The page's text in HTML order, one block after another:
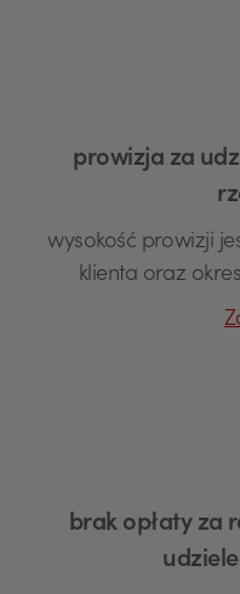
prowizja za
wysokość prowizji
klienta oraz
brak opłaty za